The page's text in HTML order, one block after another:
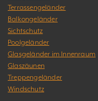
Terrassengeländer
Balkongeländer
Sichtschutz
Poolgeländer
Glasgeländer im Innenraum
Glaszäunen
Treppengeländer
Windschutz